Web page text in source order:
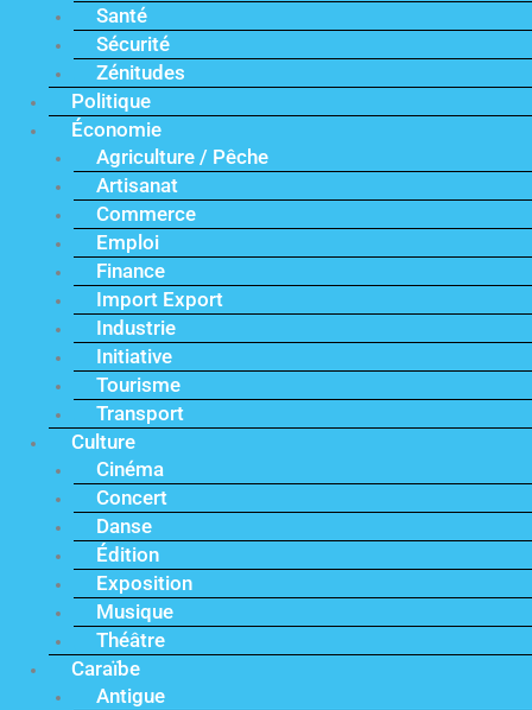
Santé
Sécurité
Zénitudes
Politique
Économie
Agriculture / Pêche
Artisanat
Commerce
Emploi
Finance
Import Export
Industrie
Initiative
Tourisme
Transport
Culture
Cinéma
Concert
Danse
Édition
Exposition
Musique
Théâtre
Caraïbe
Antigue